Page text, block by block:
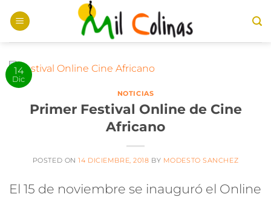
14
Dic
NOTICIAS
Primer Festival Online de Cine
Africano
POSTED ON14 DICIEMBRE, 2018 BY MODESTO SANCHEZ
El 15 de noviembre se inauguró el Online